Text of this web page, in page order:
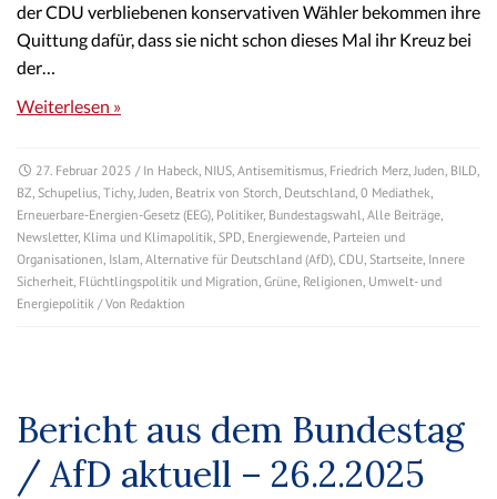
der CDU verbliebenen konservativen Wähler bekommen ihre
Quittung dafür, dass sie nicht schon dieses Mal ihr Kreuz bei
der…
Weiterlesen »
27. Februar 2025 / In Habeck, NIUS, Antisemitismus, Friedrich Merz,Juden, BILD,
BZ, Schupelius, Tichy,Juden, Beatrix von Storch, Deutschland, 0 Mediathek,
Erneuerbare-Energien-Gesetz (EEG), Politiker, Bundestagswahl, Alle Beiträge,
Newsletter, Klima und Klimapolitik, SPD, Energiewende, Parteien und
Organisationen, Islam, Alternative für Deutschland (AfD), CDU, Startseite, Innere
Sicherheit, Flüchtlingspolitik und Migration, Grüne, Religionen, Umwelt- und
Energiepolitik / Von Redaktion
Bericht aus dem Bundestag
/ AfD aktuell – 26.2.2025